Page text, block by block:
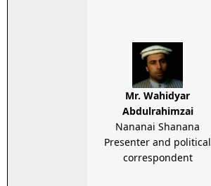
Mr. Wahidyar
Abdulrahimzai
Nananai Shanana
Presenter and political
correspondent